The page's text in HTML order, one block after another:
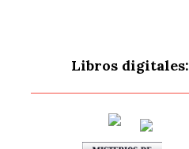
Libros digitales: